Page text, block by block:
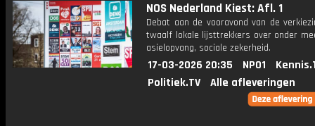
NOS Nederland Kiest: Afl. 1
Debat aan de vooravond van de
twaalf lokale lijsttrekkers over onder
asielopvang, sociale zekerheid.
17-03-2026 20:35 NPO1
Politiek.TV
Alle afleveringen